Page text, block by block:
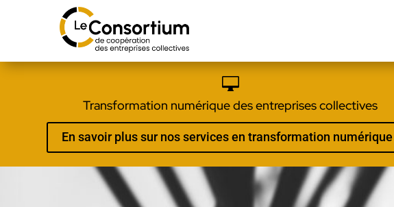

Transformation numérique des entreprises collectives
En savoir plus sur nos services en transformation numérique